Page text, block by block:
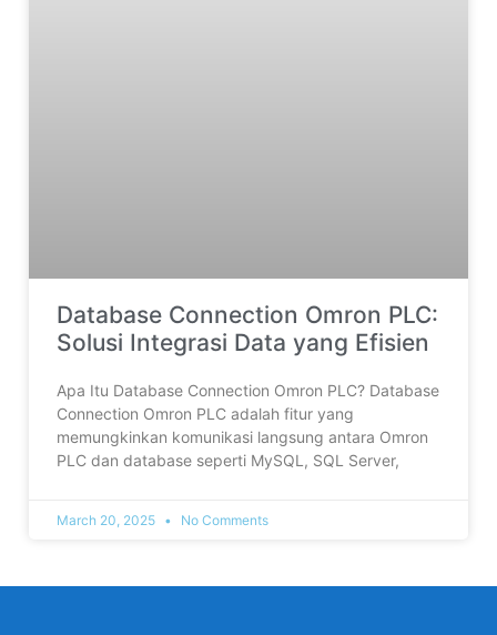
Database Connection Omron PLC:
Solusi Integrasi Data yang Efisien
Apa Itu Database Connection Omron PLC? Database
Connection Omron PLC adalah fitur yang
memungkinkan komunikasi langsung antara Omron
PLC dan database seperti MySQL, SQL Server,
March 20, 2025 No Comments